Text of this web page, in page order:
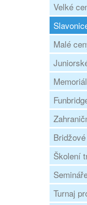
Velké
Malé
Školení
Turnaj